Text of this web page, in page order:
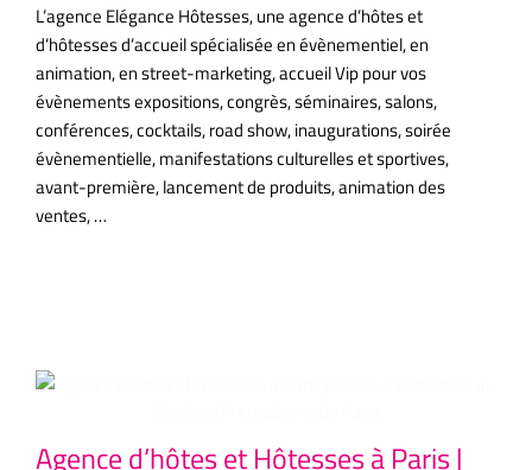
L’agence Elégance Hôtesses, une agence d’hôtes et
d’hôtesses d’accueil spécialisée en évènementiel, en
animation, en street-marketing, accueil Vip pour vos
évènements expositions, congrès, séminaires, salons,
conférences, cocktails, road show, inaugurations, soirée
évènementielle, manifestations culturelles et sportives,
avant-première, lancement de produits, animation des
ventes, …
Agence d’hôtes et Hôtesses à Paris |